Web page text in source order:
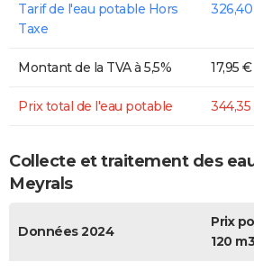
Tarif de l'eau potable Hors
Taxe
Montant de la TVA à 5,5% 17,95 €
Prix total de l'eau potable
Collecte et traitement des
Meyrals
Données 2024
Prix
120 m3